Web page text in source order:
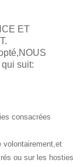
ET
suit:
consacrées
volontairement,et
ou sur les hosties